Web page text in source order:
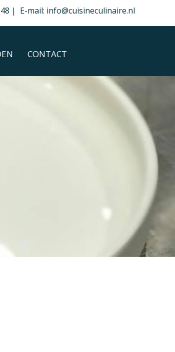
| E-mail: info@cuisineculinaire.nl
CONTACT